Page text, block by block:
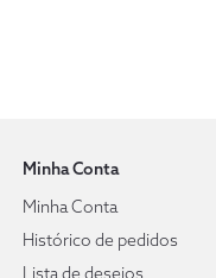
Minha Conta
Minha Conta
Histórico de pedidos
Lista de desejos